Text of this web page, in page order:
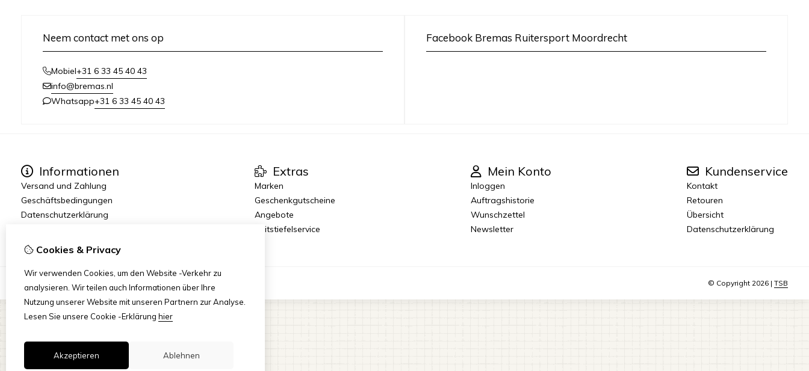
Neem contact met ons op
Mobiel+31 6 33 45 40 43
info@bremas.nl
Whatsapp+31 6 33 45 40 43
Facebook Bremas Ruitersport Moordrecht
Informationen
Versand und Zahlung
Geschäftsbedingungen
Datenschutzerklärung
Extras
Marken
Geschenkgutscheine
Angebote
Reitstiefelservice
Mein Konto
Inloggen
Auftragshistorie
Wunschzettel
Newsletter
Kundenservice
Kontakt
Retouren
Übersicht
Datenschutzerklärung
© Copyright 2026 | TSB
Cookies & Privacy
Wir verwenden Cookies, um den Website -Verkehr zu
analysieren. Wir teilen auch Informationen über Ihre
Nutzung unserer Website mit unseren Partnern zur Analyse.
Lesen Sie unsere Cookie -Erklärung hier
Akzeptieren Ablehnen